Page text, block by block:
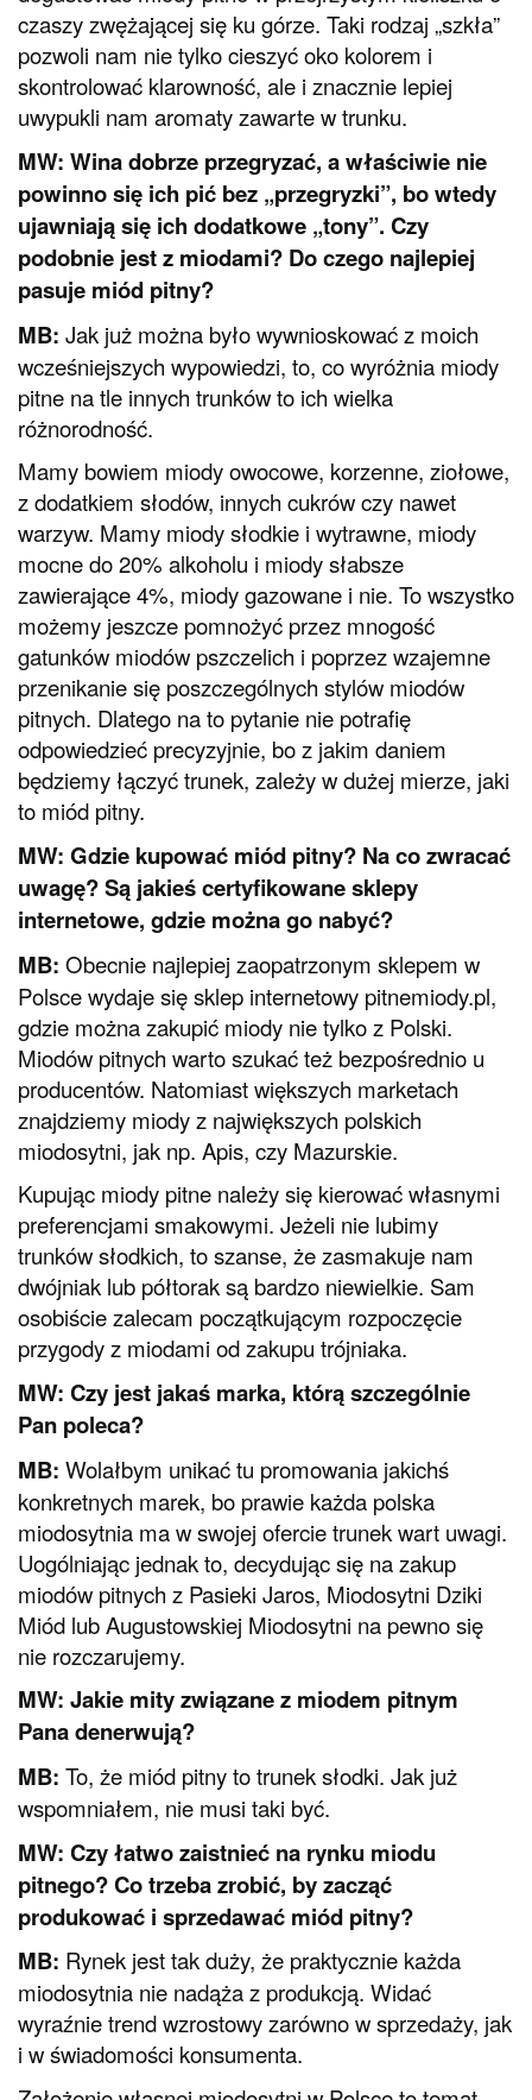
czaszy zwężającej się ku górze. Taki rodzaj „szkła”
pozwoli nam nie tylko cieszyć oko kolorem i
skontrolować klarowność, ale i znacznie lepiej
uwypukli nam aromaty zawarte w trunku.
MW: Wina dobrze przegryzać, a właściwie nie
powinno się ich pić bez „przegryzki”, bo wtedy
ujawniają się ich dodatkowe „tony”. Czy
podobnie jest z miodami? Do czego najlepiej
pasuje miód pitny?
MB: Jak już można było wywnioskować z moich
wcześniejszych wypowiedzi, to, co wyróżnia miody
pitne na tle innych trunków to ich wielka
różnorodność.
Mamy bowiem miody owocowe, korzenne, ziołowe,
z dodatkiem słodów, innych cukrów czy nawet
warzyw. Mamy miody słodkie i wytrawne, miody
mocne do 20% alkoholu i miody słabsze
zawierające 4%, miody gazowane i nie. To wszystko
możemy jeszcze pomnożyć przez mnogość
gatunków miodów pszczelich i poprzez wzajemne
przenikanie się poszczególnych stylów miodów
pitnych. Dlatego na to pytanie nie potrafię
odpowiedzieć precyzyjnie, bo z jakim daniem
będziemy łączyć trunek, zależy w dużej mierze, jaki
to miód pitny.
MW: Gdzie kupować miód pitny? Na co zwracać
uwagę? Są jakieś certyfikowane sklepy
internetowe, gdzie można go nabyć?
MB: Obecnie najlepiej zaopatrzonym sklepem w
Polsce wydaje się sklep internetowy pitnemiody.pl,
gdzie można zakupić miody nie tylko z Polski.
Miodów pitnych warto szukać też bezpośrednio u
producentów. Natomiast większych marketach
znajdziemy miody z największych polskich
miodosytni, jak np. Apis, czy Mazurskie.
Kupując miody pitne należy się kierować własnymi
preferencjami smakowymi. Jeżeli nie lubimy
trunków słodkich, to szanse, że zasmakuje nam
dwójniak lub półtorak są bardzo niewielkie. Sam
osobiście zalecam początkującym rozpoczęcie
przygody z miodami od zakupu trójniaka.
MW: Czy jest jakaś marka, którą szczególnie
Pan poleca?
MB: Wolałbym unikać tu promowania jakichś
konkretnych marek, bo prawie każda polska
miodosytnia ma w swojej ofercie trunek wart uwagi.
Uogólniając jednak to, decydując się na zakup
miodów pitnych z Pasieki Jaros, Miodosytni Dziki
Miód lub Augustowskiej Miodosytni na pewno się
nie rozczarujemy.
MW: Jakie mity związane z miodem pitnym
Pana denerwują?
MB: To, że miód pitny to trunek słodki. Jak już
wspomniałem, nie musi taki być.
MW: Czy łatwo zaistnieć na rynku miodu
pitnego? Co trzeba zrobić, by zacząć
produkować i sprzedawać miód pitny?
MB: Rynek jest tak duży, że praktycznie każda
miodosytnia nie nadąża z produkcją. Widać
wyraźnie trend wzrostowy zarówno w sprzedaży, jak
i w świadomości konsumenta.